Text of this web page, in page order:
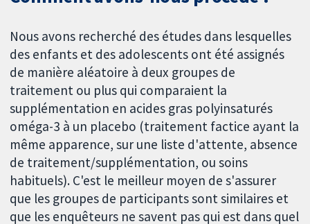
Nous avons recherché des études dans lesquelles
des enfants et des adolescents ont été assignés
de manière aléatoire à deux groupes de
traitement ou plus qui comparaient la
supplémentation en acides gras polyinsaturés
oméga-3 à un placebo (traitement factice ayant la
même apparence, sur une liste d'attente, absence
de traitement/supplémentation, ou soins
habituels). C'est le meilleur moyen de s'assurer
que les groupes de participants sont similaires et
que les enquêteurs ne savent pas qui est dans quel